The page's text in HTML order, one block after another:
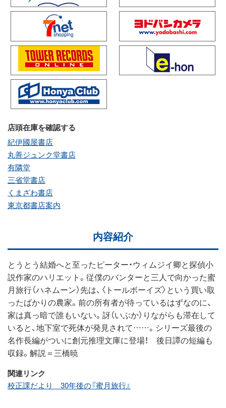
店頭在庫を確認する
紀伊國屋書店
丸善ジュンク堂書店
有隣堂
三省堂書店
くまざわ書店
東京都書店案内
内容紹介
とうとう結婚へと至ったピーター・ウィムジイ卿と探偵小
説作家のハリエット。従僕のバンターと三人で向かった蜜
月旅行（ハネムーン）先は、〈トールボーイズ〉という買い取
ったばかりの農家。前の所有者が待っているはずなのに、
家は真っ暗で誰もいない。訝（いぶか）りながらも滞在して
いると、地下室で死体が発見されて……。シリーズ最後の
名作長編がついに創元推理文庫に登場！ 後日譚の短編も
収録。解説＝三橋暁
関連リンク
校正課だより 30年後の『蜜月旅行』